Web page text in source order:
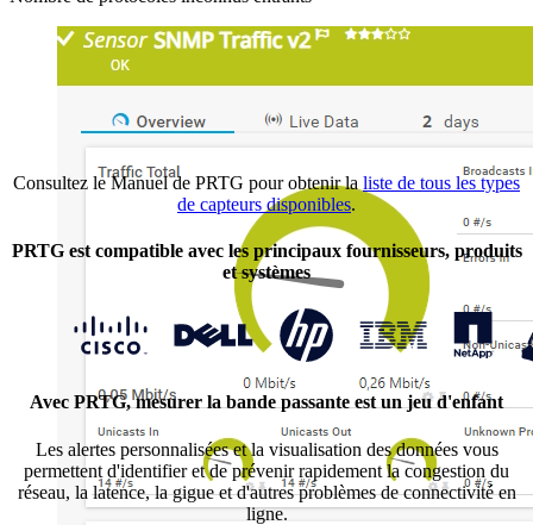
Consultez le Manuel de PRTG pour obtenir la liste de tous les types
de capteurs disponibles.
PRTG est compatible avec les principaux fournisseurs, produits
et systèmes
Avec PRTG, mesurer la bande passante est un jeu d'enfant
Les alertes personnalisées et la visualisation des données vous
permettent d'identifier et de prévenir rapidement la congestion du
réseau, la latence, la gigue et d'autres problèmes de connectivité en
ligne.